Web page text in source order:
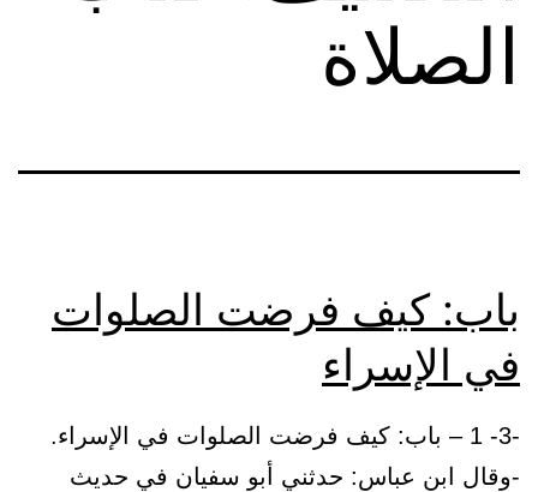
الصلاة
باب: كيف فرضت الصلوات
في الإسراء
-3- 1 – باب: كيف فرضت الصلوات في الإسراء.
-وقال ابن عباس: حدثني أبو سفيان في حديث